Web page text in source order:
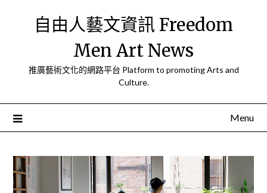
自由人藝文資訊 Freedom
Men Art News
推廣藝術文化的網路平台 Platform to promoting Arts and
Culture.
Menu